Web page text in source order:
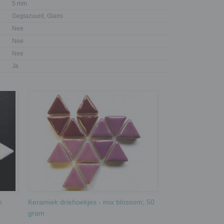
5 mm
Geglazuurd, Glans
Nee
Nee
Nee
Ja
Keramiek driehoekjes - mix blossom; 50
gram